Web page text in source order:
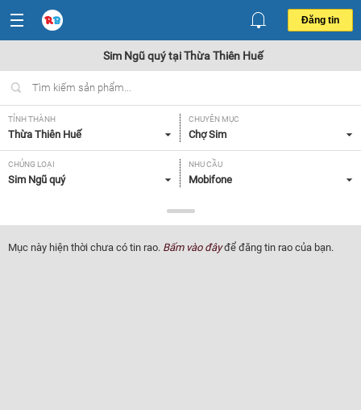
Đăng tin
Sim Ngũ quý tại Thừa Thiên Huế
TỈNH THÀNH
Thừa Thiên Huế
CHUYÊN MỤC
Chợ Sim
CHỦNG LOẠI
Sim Ngũ quý
NHU CẦU
Mobifone
Tất cả
Mục này hiện thời chưa có tin rao. Bấm vào đâyđể đăng tin rao của bạn.